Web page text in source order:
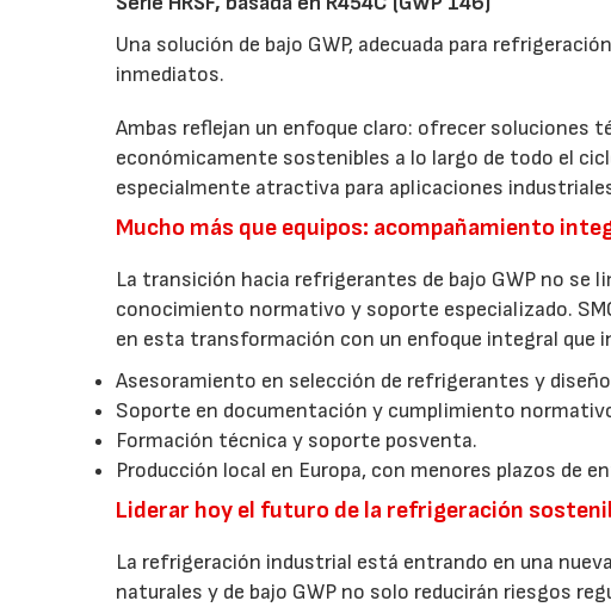
Una solución de bajo GWP, adecuada para
inmediatos.
Ambas reflejan un enfoque claro: ofrecer
económicamente sostenibles a lo largo de todo el
especialmente atractiva para aplicaciones
Mucho más que equipos: acompañamiento
La transición hacia refrigerantes de bajo GWP no se
conocimiento normativo y soporte especializado.
en esta transformación con un enfoque integral que
Asesoramiento en selección de refrigerantes y
Soporte en documentación y cumplimiento
Formación técnica y soporte posventa.
Producción local en Europa, con menores plazos de
Liderar hoy el futuro de la refrigeración
La refrigeración industrial está entrando en una
naturales y de bajo GWP no solo reducirán riesgos